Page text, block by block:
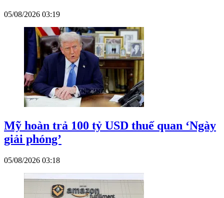
05/08/2026 03:19
Mỹ hoàn trả 100 tỷ USD thuế quan ‘Ngày
giải phóng’
05/08/2026 03:18